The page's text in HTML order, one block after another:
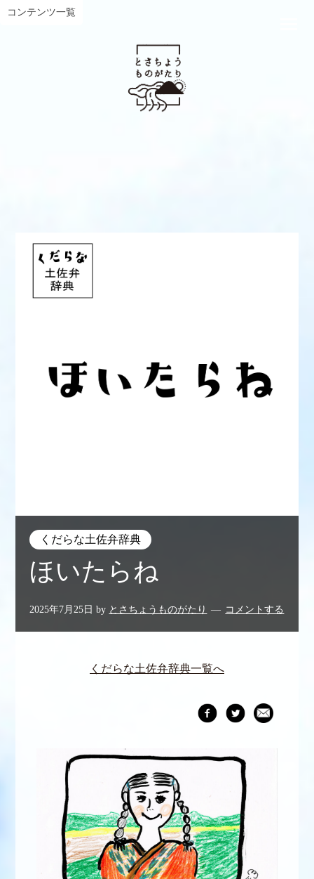
コンテンツ一覧
くだらな土佐弁辞典
ほいたらね
2025年7月25日 by とさちょうものがたり コメントする
くだらな土佐弁辞典一覧へ